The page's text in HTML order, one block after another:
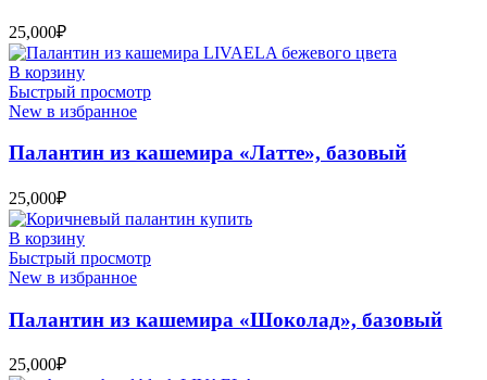
25,000₽
В корзину
Быстрый просмотр
New в избранное
Палантин из кашемира «Латте», базовый
25,000₽
В корзину
Быстрый просмотр
New в избранное
Палантин из кашемира «Шоколад», базовый
25,000₽